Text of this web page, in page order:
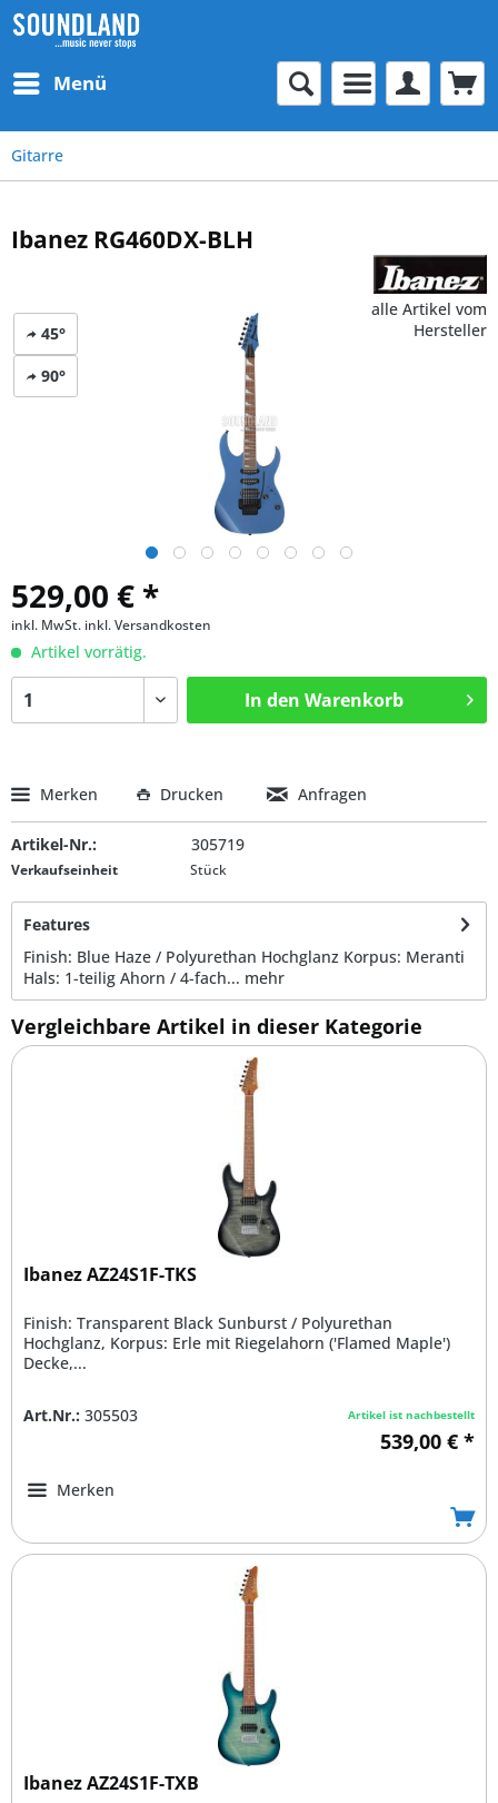
Menü
Gitarre
Ibanez RG460DX-BLH
alle Artikel vom
Hersteller
45°
90°
529,00 € *
inkl. MwSt. inkl. Versandkosten
Artikel vorrätig.
In den Warenkorb
Merken Drucken Anfragen
Artikel-Nr.: 305719
Verkaufseinheit Stück
Features
Finish: Blue Haze / Polyurethan Hochglanz Korpus: Meranti
Hals: 1-teilig Ahorn / 4-fach... mehr
Vergleichbare Artikel in dieser Kategorie
Ibanez AZ24S1F-TKS
Finish: Transparent Black Sunburst / Polyurethan
Hochglanz, Korpus: Erle mit Riegelahorn ('Flamed Maple')
Decke,...
Art.Nr.: 305503 Artikel ist nachbestellt
539,00 € *
Merken
Ibanez AZ24S1F-TXB